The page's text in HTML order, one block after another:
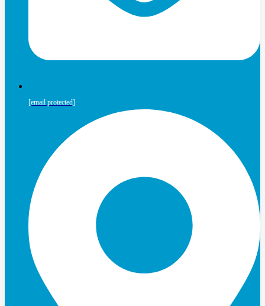
[email protected]